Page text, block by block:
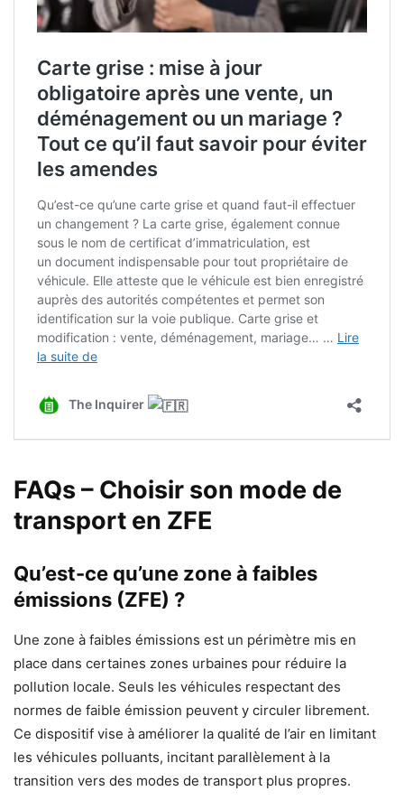
FAQs – Choisir son mode de
transport en ZFE
Qu’est-ce qu’une zone à faibles
émissions (ZFE) ?
Une zone à faibles émissions est un périmètre mis en
place dans certaines zones urbaines pour réduire la
pollution locale. Seuls les véhicules respectant des
normes de faible émission peuvent y circuler librement.
Ce dispositif vise à améliorer la qualité de l’air en limitant
les véhicules polluants, incitant parallèlement à la
transition vers des modes de transport plus propres.